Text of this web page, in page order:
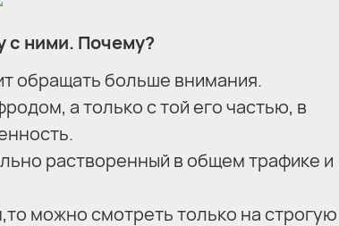
с ними. Почему?
обращать больше внимания.
а только с той его частью, в
растворенный в общем трафике и
можно смотреть только на строгую